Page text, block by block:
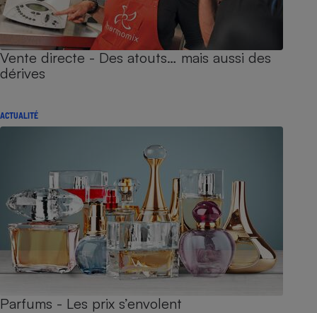
Vente directe - Des atouts… mais aussi des
dérives
ACTUALITÉ
Parfums - Les prix s’envolent